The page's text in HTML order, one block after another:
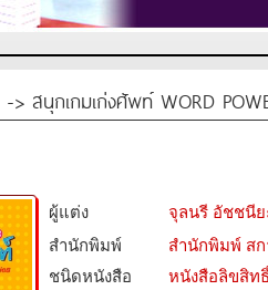
-> สนุกเกมเก่งศัพท์ WORD
ผู้แต่ง
จุลนรี อัชชนีย
สำนักพิมพ์
สำนักพิมพ์ ส
ชนิดหนังสือ­
หนังสือลิขสิท